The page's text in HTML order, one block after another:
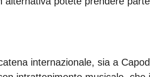
internazionale, sia a